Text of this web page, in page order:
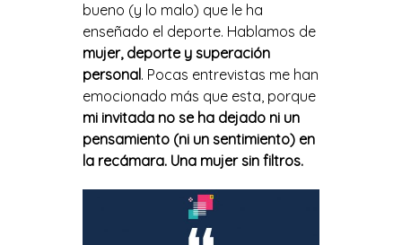
bueno (y lo malo) que le ha
enseñado el deporte. Hablamos de
mujer, deporte y superación
personal. Pocas entrevistas me han
emocionado más que esta, porque
mi invitada no se ha dejado ni un
pensamiento (ni un sentimiento) en
la recámara. Una mujer sin filtros.